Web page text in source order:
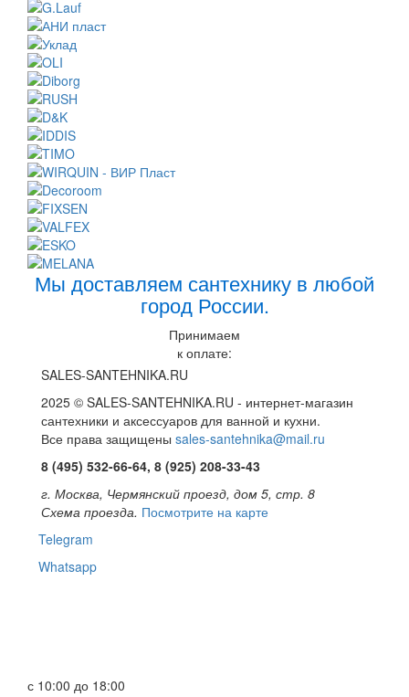
Мы доставляем сантехнику в любой
город России.
Принимаем
к оплате:
SALES-SANTEHNIKA.RU
2025 © SALES-SANTEHNIKA.RU - интернет-магазин
сантехники и аксессуаров для ванной и кухни.
Все права защищены sales-santehnika@mail.ru
8 (495) 532-66-64, 8 (925) 208-33-43
г. Москва, Чермянский проезд, дом 5, стр. 8
Схема проезда. Посмотрите на карте
Telegram
Whatsapp
с 10:00 до 18:00